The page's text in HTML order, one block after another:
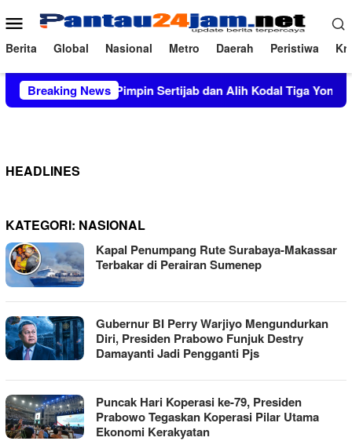
ke
konten
Menu
Mobile
Berita Global Nasional Metro Daerah Peristiwa
Breaking NewsPimpin Sertijab dan Alih Kodal Tiga Yonif, Kasad
HEADLINES
KATEGORI: NASIONAL
Kapal Penumpang Rute Surabaya-Makassar
Terbakar di Perairan Sumenep
Gubernur BI Perry Warjiyo Mengundurkan
Diri, Presiden Prabowo Funjuk Destry
Damayanti Jadi Pengganti Pjs
Puncak Hari Koperasi ke-79, Presiden
Prabowo Tegaskan Koperasi Pilar Utama
Ekonomi Kerakyatan